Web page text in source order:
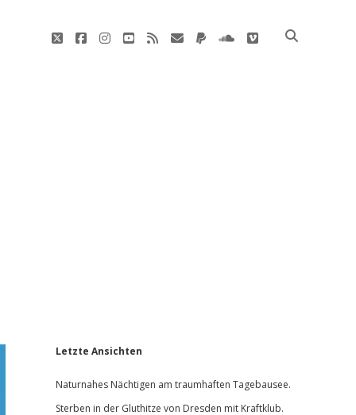
twitterfacebookinstagram
youtube
rss E-
paypalsoundcloud
vimeo
Sidebar
Letzte Ansichten
Naturnahes Nächtigen am traumhaften Tagebausee.
Sterben in der Gluthitze von Dresden mit Kraftklub.